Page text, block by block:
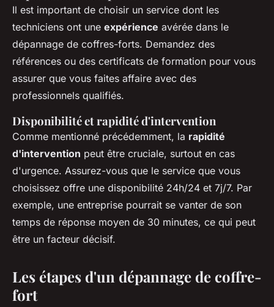
Il est important de choisir un service dont les
techniciens ont une expérience avérée dans le
dépannage de coffres-forts. Demandez des
références ou des certificats de formation pour vous
assurer que vous faites affaire avec des
professionnels qualifiés.
Disponibilité et rapidité d'intervention
Comme mentionné précédemment, la rapidité
d'intervention peut être cruciale, surtout en cas
d'urgence. Assurez-vous que le service que vous
choisissez offre une disponibilité 24h/24 et 7j/7. Par
exemple, une entreprise pourrait se vanter de son
temps de réponse moyen de 30 minutes, ce qui peut
être un facteur décisif.
Les étapes d'un dépannage de coffre-
fort